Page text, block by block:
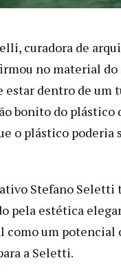
curadora de
no material do
estar dentro de um
bonito do plástico
o plástico poderia
Stefano Seletti
pela estética
como um potencial
a Seletti.